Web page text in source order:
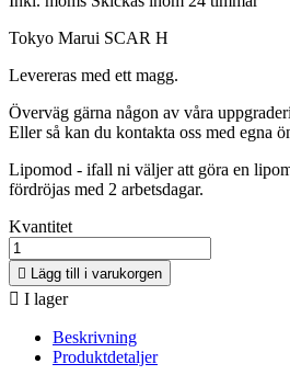
Tokyo Marui SCAR H
Levereras med ett magg.
Överväg gärna någon av våra
Eller så kan du kontakta oss med egna
Lipomod - ifall ni väljer att göra en
fördröjas med 2 arbetsdagar.
Kvantitet
 Lägg till i varukorgen
 I lager
Beskrivning
Produktdetaljer